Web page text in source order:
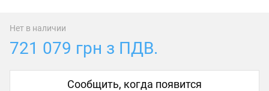
Нет в наличии
721 079 грн з ПДВ.
Сообщить, когда появится